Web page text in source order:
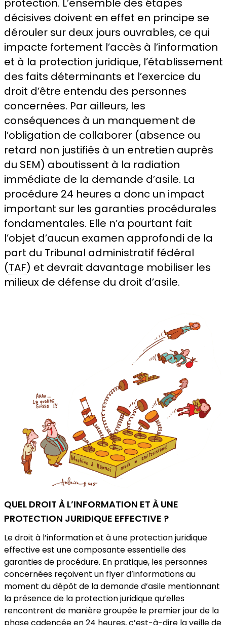
protection. L’ensemble des étapes
décisives doivent en effet en principe se
dérouler sur deux jours ouvrables, ce qui
impacte fortement l’accès à l’information
et à la protection juridique, l’établissement
des faits déterminants et l’exercice du
droit d’être entendu des personnes
concernées. Par ailleurs, les
conséquences à un manquement de
l’obligation de collaborer (absence ou
retard non justifiés à un entretien auprès
du SEM) aboutissent à la radiation
immédiate de la demande d’asile. La
procédure 24 heures a donc un impact
important sur les garanties procédurales
fondamentales. Elle n’a pourtant fait
l’objet d’aucun examen approfondi de la
part du Tribunal administratif fédéral
(TAF) et devrait davantage mobiliser les
milieux de défense du droit d’asile.
QUEL DROIT À L’INFORMATION ET À UNE
PROTECTION JURIDIQUE EFFECTIVE ?
Le droit à l’information et à une protection juridique
effective est une composante essentielle des
garanties de procédure. En pratique, les personnes
concernées reçoivent un flyer d’informations au
moment du dépôt de la demande d’asile mentionnant
la présence de la protection juridique qu’elles
rencontrent de manière groupée le premier jour de la